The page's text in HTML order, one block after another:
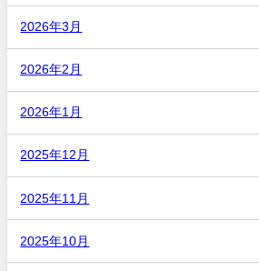
2026年3月
2026年2月
2026年1月
2025年12月
2025年11月
2025年10月